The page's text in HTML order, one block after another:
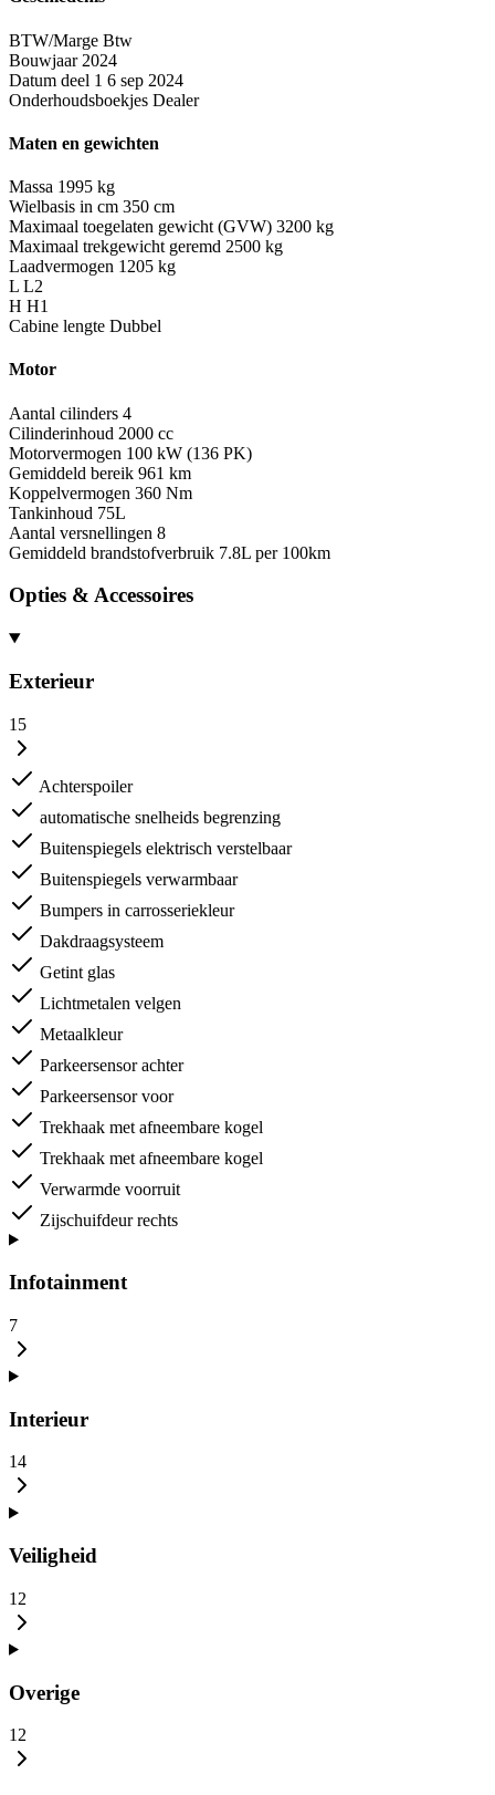
BTW/Marge Btw
Bouwjaar 2024
Datum deel 1 6 sep 2024
Onderhoudsboekjes Dealer
Maten en gewichten
Massa 1995 kg
Wielbasis in cm 350 cm
Maximaal toegelaten gewicht (GVW) 3200 kg
Maximaal trekgewicht geremd 2500 kg
Laadvermogen 1205 kg
L L2
H H1
Cabine lengte Dubbel
Motor
Aantal cilinders 4
Cilinderinhoud 2000 cc
Motorvermogen 100 kW (136 PK)
Gemiddeld bereik 961 km
Koppelvermogen 360 Nm
Tankinhoud 75L
Aantal versnellingen 8
Gemiddeld brandstofverbruik 7.8L per 100km
Opties & Accessoires
Exterieur
15
Achterspoiler
automatische snelheids begrenzing
Buitenspiegels elektrisch verstelbaar
Buitenspiegels verwarmbaar
Bumpers in carrosseriekleur
Dakdraagsysteem
Getint glas
Lichtmetalen velgen
Metaalkleur
Parkeersensor achter
Parkeersensor voor
Trekhaak met afneembare kogel
Trekhaak met afneembare kogel
Verwarmde voorruit
Zijschuifdeur rechts
Infotainment
7
Interieur
14
Veiligheid
12
Overige
12